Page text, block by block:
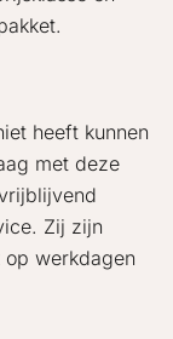
heeft kunnen
met deze
Zij zijn
werkdagen